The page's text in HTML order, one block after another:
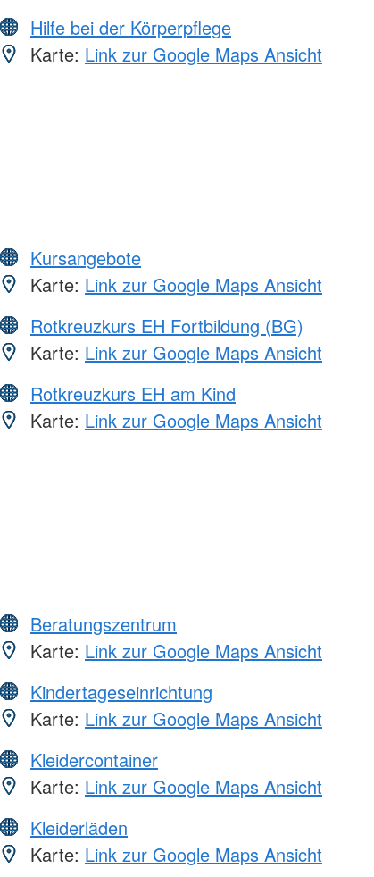
Hilfe bei der Körperpflege
Karte: Link zur Google Maps Ansicht
Kursangebote
Karte: Link zur Google Maps Ansicht
Rotkreuzkurs EH Fortbildung (BG)
Karte: Link zur Google Maps Ansicht
Rotkreuzkurs EH am Kind
Karte: Link zur Google Maps Ansicht
Beratungszentrum
Karte: Link zur Google Maps Ansicht
Kindertageseinrichtung
Karte: Link zur Google Maps Ansicht
Kleidercontainer
Karte: Link zur Google Maps Ansicht
Kleiderläden
Karte: Link zur Google Maps Ansicht